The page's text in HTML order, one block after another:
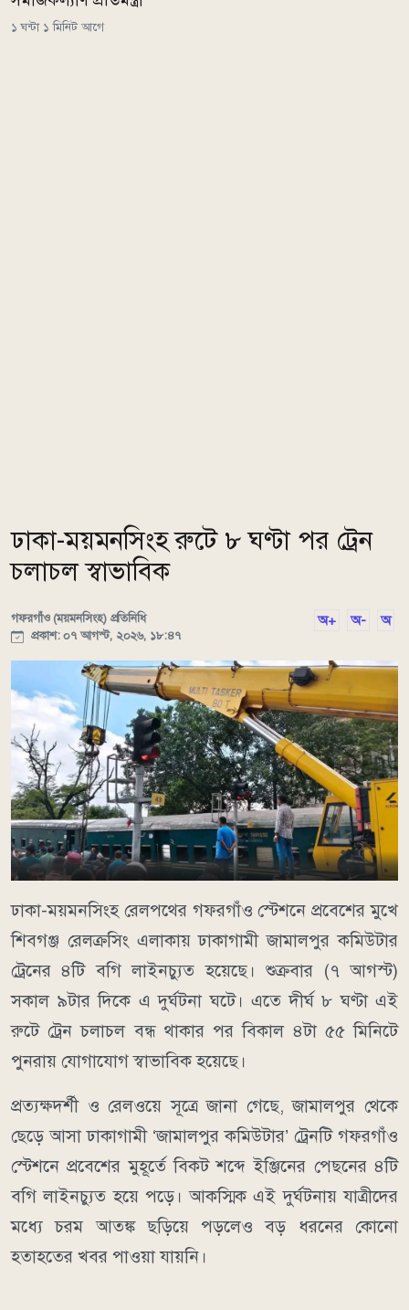
১ ঘন্টা ১ মিনিট আগে
ঢাকা-ময়মনসিংহ রুটে ৮ ঘণ্টা পর ট্রেন
চলাচল স্বাভাবিক
গফরগাঁও (ময়মনসিংহ) প্রতিনিধি
প্রকাশ: ০৭ আগস্ট, ২০২৬, ১৮:৪৭
অ+ অ- অ
ঢাকা-ময়মনসিংহ রেলপথের গফরগাঁও স্টেশনে প্রবেশের মুখে
শিবগঞ্জ রেলক্রসিং এলাকায় ঢাকাগামী জামালপুর কমিউটার
ট্রেনের ৪টি বগি লাইনচ্যুত হয়েছে। শুক্রবার (৭ আগস্ট)
সকাল ৯টার দিকে এ দুর্ঘটনা ঘটে। এতে দীর্ঘ ৮ ঘণ্টা এই
রুটে ট্রেন চলাচল বন্ধ থাকার পর বিকাল ৪টা ৫৫ মিনিটে
পুনরায় যোগাযোগ স্বাভাবিক হয়েছে।
প্রত্যক্ষদর্শী ও রেলওয়ে সূত্রে জানা গেছে, জামালপুর থেকে
ছেড়ে আসা ঢাকাগামী ‘জামালপুর কমিউটার’ ট্রেনটি গফরগাঁও
স্টেশনে প্রবেশের মুহূর্তে বিকট শব্দে ইঞ্জিনের পেছনের ৪টি
বগি লাইনচ্যুত হয়ে পড়ে। আকস্মিক এই দুর্ঘটনায় যাত্রীদের
মধ্যে চরম আতঙ্ক ছড়িয়ে পড়লেও বড় ধরনের কোনো
হতাহতের খবর পাওয়া যায়নি।